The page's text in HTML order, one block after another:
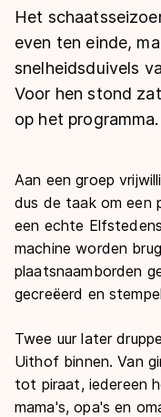
Inlineskaten
Kunstschaatsen
Schoonrijden
Langebaan
Shorttrack
Marathon
Inlineskaten
Tijden &
Ranglijsten Langebaan
Persoonlijke records
De weg op
Algemene
Deze zomer de weg
Waar kan ik
Alles voor jou als
Evenementen
Tickets
Livestreams
Word schaatsfan!
Winacties
Olympische
Olympische Spelen
Medaille overzicht
Olympische
Van Jong tot Goud
Het
even ten einde,
snelheidsduivels
Voor hen stond
op het programma.
Aan een groep
dus de taak om een
een echte
machine worden
plaatsnaamborden
gecreëerd en
Twee uur later
Uithof binnen. Van
tot piraat, iedereen
mama's, opa's en